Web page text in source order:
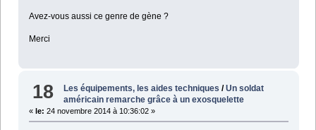
Avez-vous aussi ce genre de gène ?
Merci
18 Les équipements, les aides techniques /Un soldat
américain remarche grâce à un exosquelette
« le: 24 novembre 2014 à 10:36:02 »